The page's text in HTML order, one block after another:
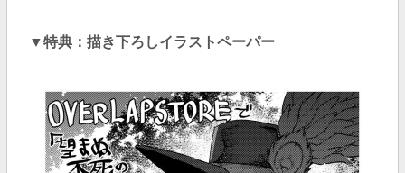
▼特典：描き下ろしイラストペーパー